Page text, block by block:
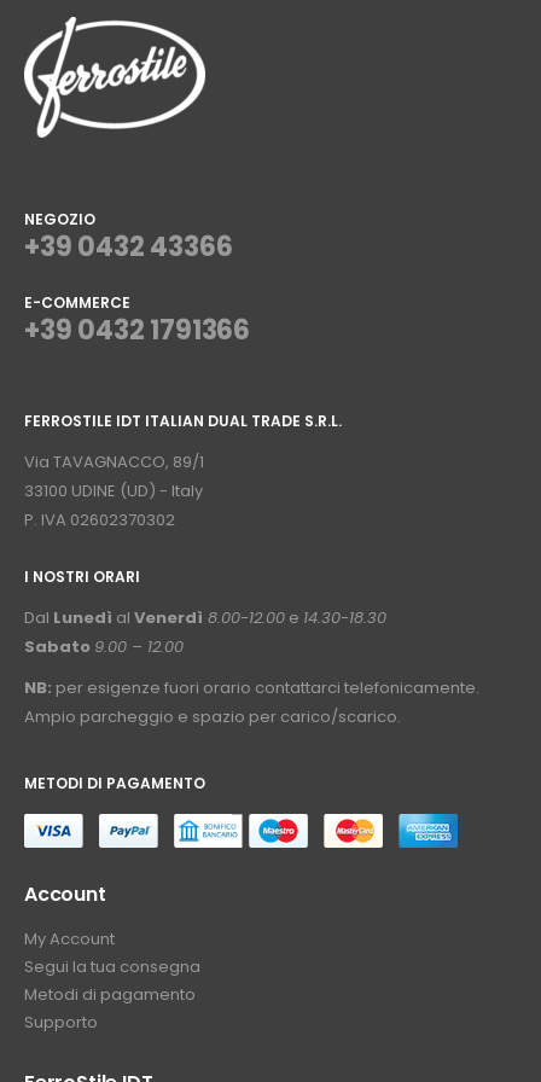
NEGOZIO
+39 0432 43366
E-COMMERCE
+39 0432 1791366
FERROSTILE IDT ITALIAN DUAL TRADE S.R.L.
Via TAVAGNACCO, 89/1
33100 UDINE (UD) - Italy
P. IVA 02602370302
I NOSTRI ORARI
Dal Lunedì al Venerdì 8.00-12.00 e 14.30-18.30
Sabato 9.00 – 12.00
NB: per esigenze fuori orario contattarci telefonicamente.
Ampio parcheggio e spazio per carico/scarico.
METODI DI PAGAMENTO
Account
My Account
Segui la tua consegna
Metodi di pagamento
Supporto